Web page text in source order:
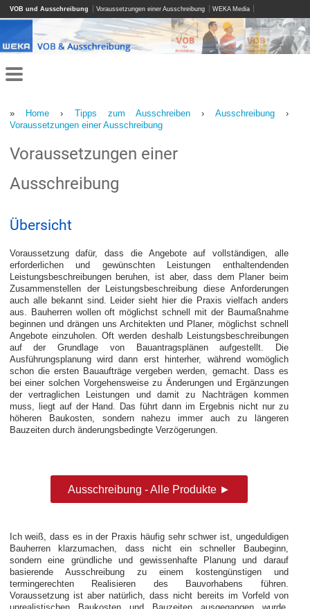
VOB und Ausschreibung Voraussetzungen einer Ausschreibung WEKA Media
» Home › Tipps zum Ausschreiben › Ausschreibung›
Voraussetzungen einer Ausschreibung
Voraussetzungen einer
Ausschreibung
Übersicht
Voraussetzung dafür, dass die Angebote auf vollständigen, alle
erforderlichen und gewünschten Leistungen enthaltendenden
Leistungsbeschreibungen beruhen, ist aber, dass dem Planer beim
Zusammenstellen der Leistungsbeschreibung diese Anforderungen
auch alle bekannt sind. Leider sieht hier die Praxis vielfach anders
aus. Bauherren wollen oft möglichst schnell mit der Baumaßnahme
beginnen und drängen uns Architekten und Planer, möglichst schnell
Angebote einzuholen. Oft werden deshalb Leistungsbeschreibungen
auf der Grundlage von Bauantragsplänen aufgestellt. Die
Ausführungsplanung wird dann erst hinterher, während womöglich
schon die ersten Bauaufträge vergeben werden, gemacht. Dass es
bei einer solchen Vorgehensweise zu Änderungen und Ergänzungen
der vertraglichen Leistungen und damit zu Nachträgen kommen
muss, liegt auf der Hand. Das führt dann im Ergebnis nicht nur zu
höheren Baukosten, sondern nahezu immer auch zu längeren
Bauzeiten durch änderungsbedingte Verzögerungen.
Ausschreibung - Alle Produkte ►
Ich weiß, dass es in der Praxis häufig sehr schwer ist, ungeduldigen
Bauherren klarzumachen, dass nicht ein schneller Baubeginn,
sondern eine gründliche und gewissenhafte Planung und darauf
basierende Ausschreibung zu einem kostengünstigen und
termingerechten Realisieren des Bauvorhabens führen.
Voraussetzung ist aber natürlich, dass nicht bereits im Vorfeld von